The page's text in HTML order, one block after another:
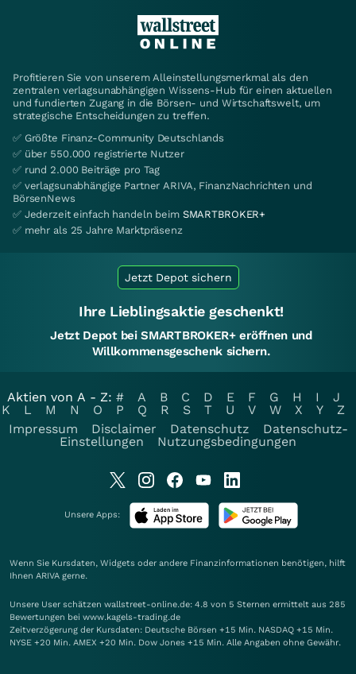
Profitieren Sie von unserem Alleinstellungsmerkmal als den
zentralen verlagsunabhängigen Wissens-Hub für einen aktuellen
und fundierten Zugang in die Börsen- und Wirtschaftswelt, um
strategische Entscheidungen zu treffen.
✅ Größte Finanz-Community Deutschlands
✅ über 550.000 registrierte Nutzer
✅ rund 2.000 Beiträge pro Tag
✅ verlagsunabhängige Partner ARIVA, FinanzNachrichten und
BörsenNews
✅ Jederzeit einfach handeln beim SMARTBROKER+
✅ mehr als 25 Jahre Marktpräsenz
Jetzt Depot sichern
Ihre Lieblingsaktie geschenkt!
Jetzt Depot bei SMARTBROKER+ eröffnen und
Willkommensgeschenk sichern.
Aktien von A - Z: # A B C D E F G H I
J
K
L M N O P Q R S T U V W X Y
Z
Impressum
Disclaimer Datenschutz
Datenschutz-
Einstellungen
Nutzungsbedingungen
Unsere Apps:
Wenn Sie Kursdaten, Widgets oder andere Finanzinformationen benötigen, hilft
Ihnen ARIVA gerne.
Unsere User schätzen wallstreet-online.de: 4.8 von 5 Sternen ermittelt aus 285
Bewertungen bei www.kagels-trading.de
Zeitverzögerung der Kursdaten: Deutsche Börsen +15 Min. NASDAQ +15 Min.
NYSE +20 Min. AMEX +20 Min. Dow Jones +15 Min. Alle Angaben ohne Gewähr.